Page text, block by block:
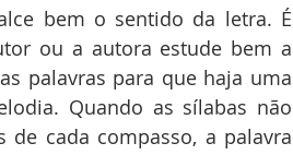
bem o sentido da letra. É
ou a autora estude bem a
palavras para que haja uma
Quando as sílabas não
cada compasso, a palavra